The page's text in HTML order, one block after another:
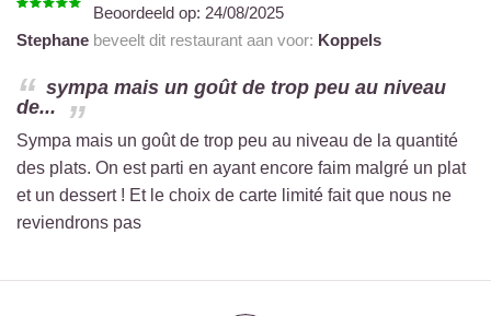
Beoordeeld op: 24/08/2025
Stephane beveelt dit restaurant aan voor: Koppels
sympa mais un goût de trop peu au niveau
de...
Sympa mais un goût de trop peu au niveau de la quantité
des plats. On est parti en ayant encore faim malgré un plat
et un dessert ! Et le choix de carte limité fait que nous ne
reviendrons pas